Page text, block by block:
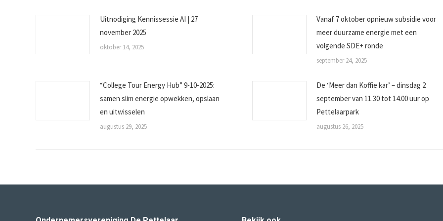
Uitnodiging Kennissessie AI | 27
november 2025
oktober 14, 2025
Vanaf 7 oktober opnieuw subsidie voor
meer duurzame energie met een
volgende SDE+ ronde
september 24, 2025
“College Tour Energy Hub” 9-10-2025:
samen slim energie opwekken, opslaan
en uitwisselen
augustus 29, 2025
De ‘Meer dan Koffie kar’ – dinsdag 2
september van 11.30 tot 14.00 uur op
Pettelaarpark
augustus 26, 2025